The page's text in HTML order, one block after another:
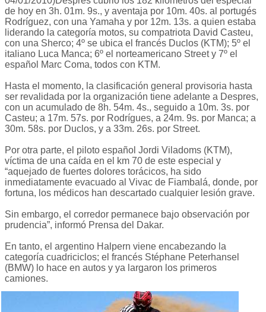
de hoy en 3h. 01m. 9s., y aventaja por 10m. 40s. al portugés
Rodríguez, con una Yamaha y por 12m. 13s. a quien estaba
liderando la categoría motos, su compatriota David Casteu,
con una Sherco; 4º se ubica el francés Duclos (KTM); 5º el
italiano Luca Manca; 6º el norteamericano Street y 7º el
español Marc Coma, todos con KTM.
Hasta el momento, la clasificación general provisoria hasta
ser revalidada por la organización tiene adelante a Despres,
con un acumulado de 8h. 54m. 4s., seguido a 10m. 3s. por
Casteu; a 17m. 57s. por Rodrígues, a 24m. 9s. por Manca; a
30m. 58s. por Duclos, y a 33m. 26s. por Street.
Por otra parte, el piloto español Jordi Viladoms (KTM),
víctima de una caída en el km 70 de este especial y
“aquejado de fuertes dolores torácicos, ha sido
inmediatamente evacuado al Vivac de Fiambalá, donde, por
fortuna, los médicos han descartado cualquier lesión grave.
Sin embargo, el corredor permanece bajo observación por
prudencia”, informó Prensa del Dakar.
En tanto, el argentino Halpern viene encabezando la
categoría cuadriciclos; el francés Stéphane Peterhansel
(BMW) lo hace en autos y ya largaron los primeros
camiones.